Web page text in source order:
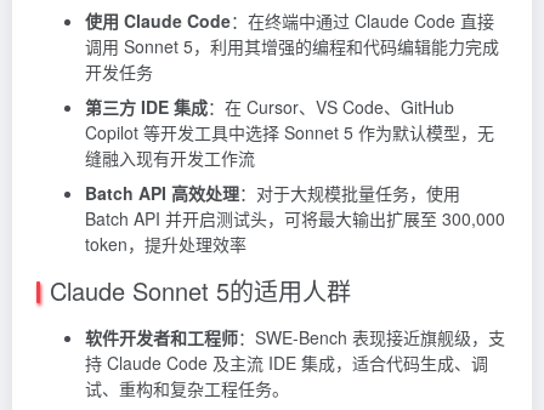
使用 Claude Code：在终端中通过 Claude Code 直接
调用 Sonnet 5，利用其增强的编程和代码编辑能力完成
开发任务
第三方 IDE 集成：在 Cursor、VS Code、GitHub
Copilot 等开发工具中选择 Sonnet 5 作为默认模型，无
缝融入现有开发工作流
Batch API 高效处理：对于大规模批量任务，使用
Batch API 并开启测试头，可将最大输出扩展至 300,000
token，提升处理效率
Claude Sonnet 5的适用人群
软件开发者和工程师：SWE-Bench 表现接近旗舰级，支
持 Claude Code 及主流 IDE 集成，适合代码生成、调
试、重构和复杂工程任务。